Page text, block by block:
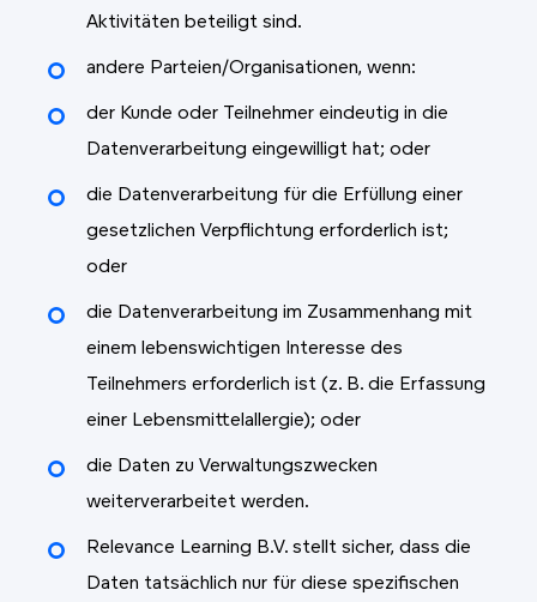
Aktivitäten beteiligt sind.
andere Parteien/Organisationen, wenn:
der Kunde oder Teilnehmer eindeutig in die
Datenverarbeitung eingewilligt hat; oder
die Datenverarbeitung für die Erfüllung einer
gesetzlichen Verpflichtung erforderlich ist;
oder
die Datenverarbeitung im Zusammenhang mit
einem lebenswichtigen Interesse des
Teilnehmers erforderlich ist (z. B. die Erfassung
einer Lebensmittelallergie); oder
die Daten zu Verwaltungszwecken
weiterverarbeitet werden.
Relevance Learning B.V. stellt sicher, dass die
Daten tatsächlich nur für diese spezifischen